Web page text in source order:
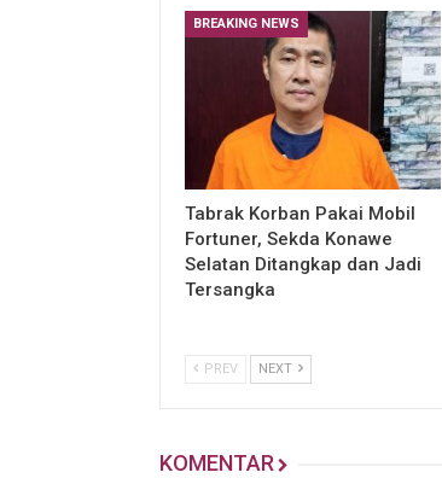
BREAKING NEWS
Tabrak Korban Pakai Mobil
Fortuner, Sekda Konawe
Selatan Ditangkap dan Jadi
Tersangka
PREV NEXT
KOMENTAR